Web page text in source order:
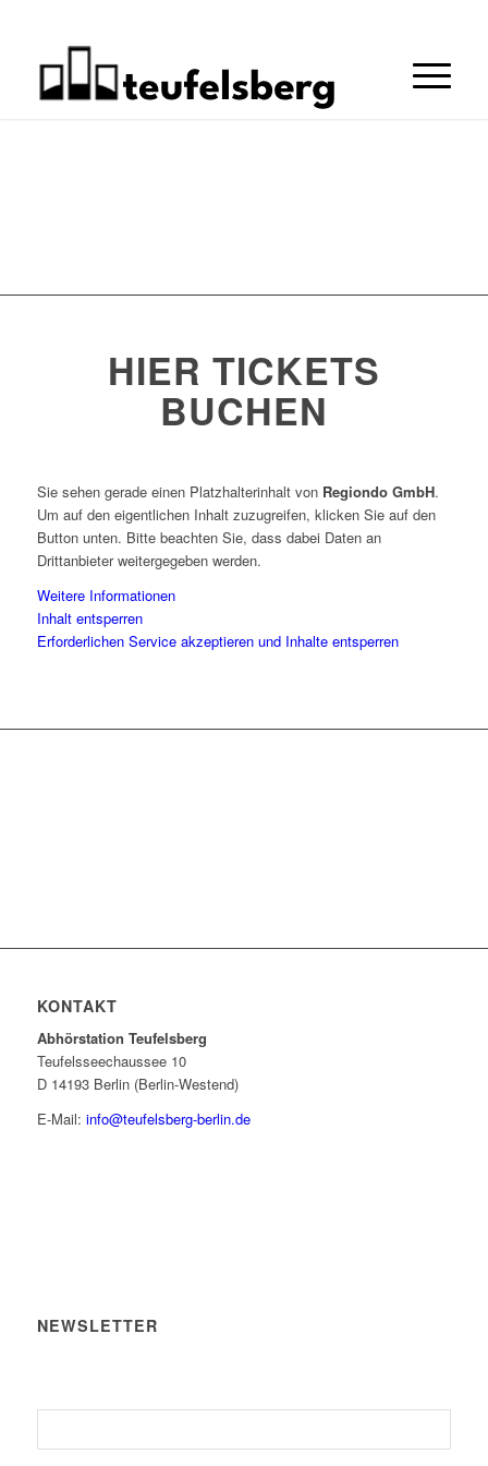
HIER TICKETS
BUCHEN
Sie sehen gerade einen Platzhalterinhalt von Regiondo GmbH.
Um auf den eigentlichen Inhalt zuzugreifen, klicken Sie auf den
Button unten. Bitte beachten Sie, dass dabei Daten an
Drittanbieter weitergegeben werden.
Weitere Informationen
Inhalt entsperren
Erforderlichen Service akzeptieren und Inhalte entsperren
KONTAKT
Abhörstation Teufelsberg
Teufelsseechaussee 10
D 14193 Berlin (Berlin-Westend)
E-Mail: info@teufelsberg-berlin.de
NEWSLETTER